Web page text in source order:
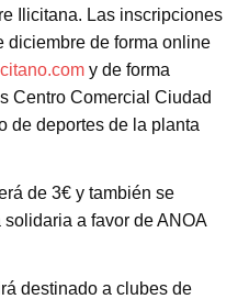
Ilicitana. Las inscripciones
diciembre de forma online
y de forma
Centro Comercial Ciudad
de deportes de la planta
de 3€ y también se
a favor de ANOA
destinado a clubes de